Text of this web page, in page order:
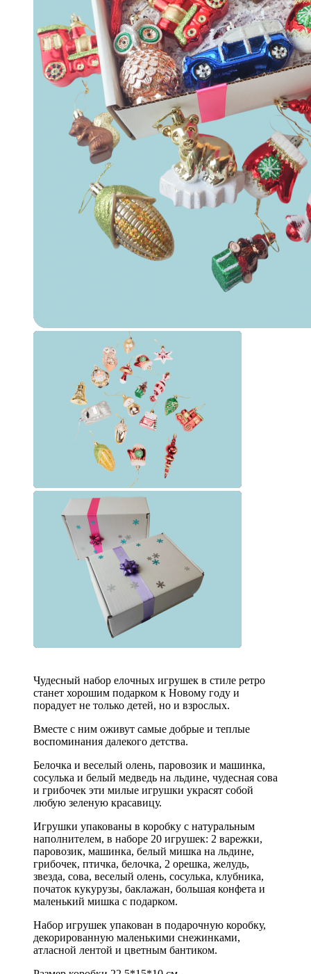
Чудесный набор елочных игрушек в стиле ретро
станет хорошим подарком к Новому году и
порадует не только детей, но и взрослых.
Вместе с ним оживут самые добрые и теплые
воспоминания далекого детства.
Белочка и веселый олень, паровозик и машинка,
сосулька и белый медведь на льдине, чудесная сова
и грибочек эти милые игрушки украсят собой
любую зеленую красавицу.
Игрушки упакованы в коробку с натуральным
наполнителем, в наборе 20 игрушек: 2 варежки,
паровозик, машинка, белый мишка на льдине,
грибочек, птичка, белочка, 2 орешка, желудь,
звезда, сова, веселый олень, сосулька, клубника,
початок кукурузы, баклажан, большая конфета и
маленький мишка с подарком.
Набор игрушек упакован в подарочную коробку,
декорированную маленькими снежинками,
атласной лентой и цветным бантиком.